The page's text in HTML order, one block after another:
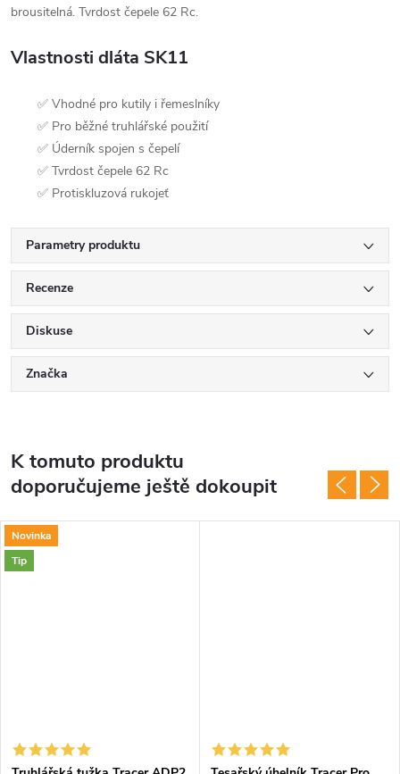
brousitelná. Tvrdost čepele 62 Rc.
Vlastnosti dláta SK11
✅ Vhodné pro kutily i řemeslníky
✅ Pro běžné truhlářské použití
✅ Úderník spojen s čepelí
✅ Tvrdost čepele 62 Rc
✅ Protiskluzová rukojeť
Parametry produktu
Recenze
Diskuse
Značka
K tomuto produktu
doporučujeme ještě dokoupit
Novinka
Tip